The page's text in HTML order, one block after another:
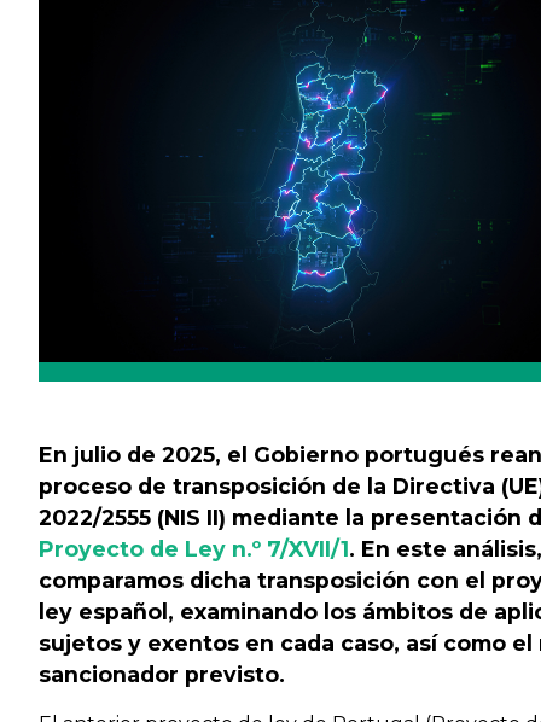
En julio de 2025, el Gobierno portugués
proceso de transposición de la Directiva
2022/2555 (NIS II) mediante la presentación
Proyecto de Ley n.º 7/XVII/1. En este análisis,
comparamos dicha transposición con el
ley español, examinando los ámbitos de
sujetos y exentos en cada caso, así como
sancionador previsto.